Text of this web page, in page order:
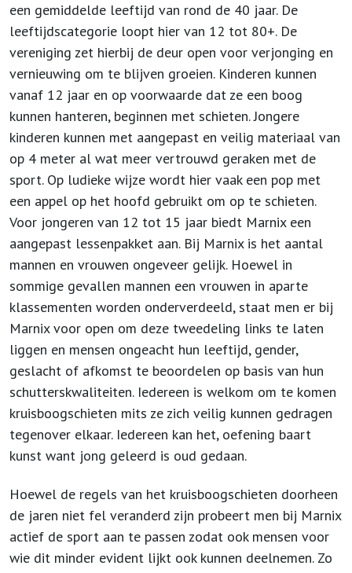
een gemiddelde leeftijd van rond de 40 jaar. De
leeftijdscategorie loopt hier van 12 tot 80+. De
vereniging zet hierbij de deur open voor verjonging en
vernieuwing om te blijven groeien. Kinderen kunnen
vanaf 12 jaar en op voorwaarde dat ze een boog
kunnen hanteren, beginnen met schieten. Jongere
kinderen kunnen met aangepast en veilig materiaal van
op 4 meter al wat meer vertrouwd geraken met de
sport. Op ludieke wijze wordt hier vaak een pop met
een appel op het hoofd gebruikt om op te schieten.
Voor jongeren van 12 tot 15 jaar biedt Marnix een
aangepast lessenpakket aan. Bij Marnix is het aantal
mannen en vrouwen ongeveer gelijk. Hoewel in
sommige gevallen mannen een vrouwen in aparte
klassementen worden onderverdeeld, staat men er bij
Marnix voor open om deze tweedeling links te laten
liggen en mensen ongeacht hun leeftijd, gender,
geslacht of afkomst te beoordelen op basis van hun
schutterskwaliteiten. Iedereen is welkom om te komen
kruisboogschieten mits ze zich veilig kunnen gedragen
tegenover elkaar. Iedereen kan het, oefening baart
kunst want jong geleerd is oud gedaan.
Hoewel de regels van het kruisboogschieten doorheen
de jaren niet fel veranderd zijn probeert men bij Marnix
actief de sport aan te passen zodat ook mensen voor
wie dit minder evident lijkt ook kunnen deelnemen. Zo